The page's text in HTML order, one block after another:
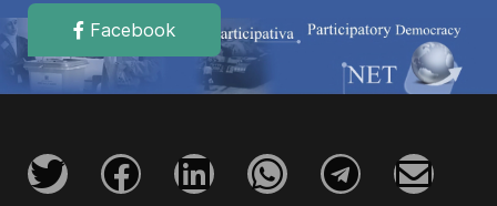
Facebook